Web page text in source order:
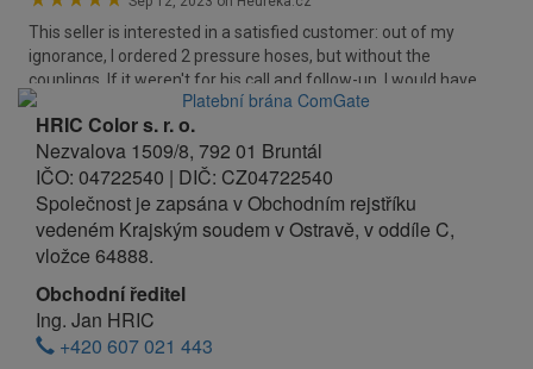
HRIC Color s. r. o.
Nezvalova 1509/8, 792 01 Bruntál
IČO: 04722540 | DIČ: CZ04722540
Společnost je zapsána v Obchodním rejstříku
vedeném Krajským soudem v Ostravě, v oddíle C,
vložce 64888.
Obchodní ředitel
Ing. Jan HRIC
+420 607 021 443